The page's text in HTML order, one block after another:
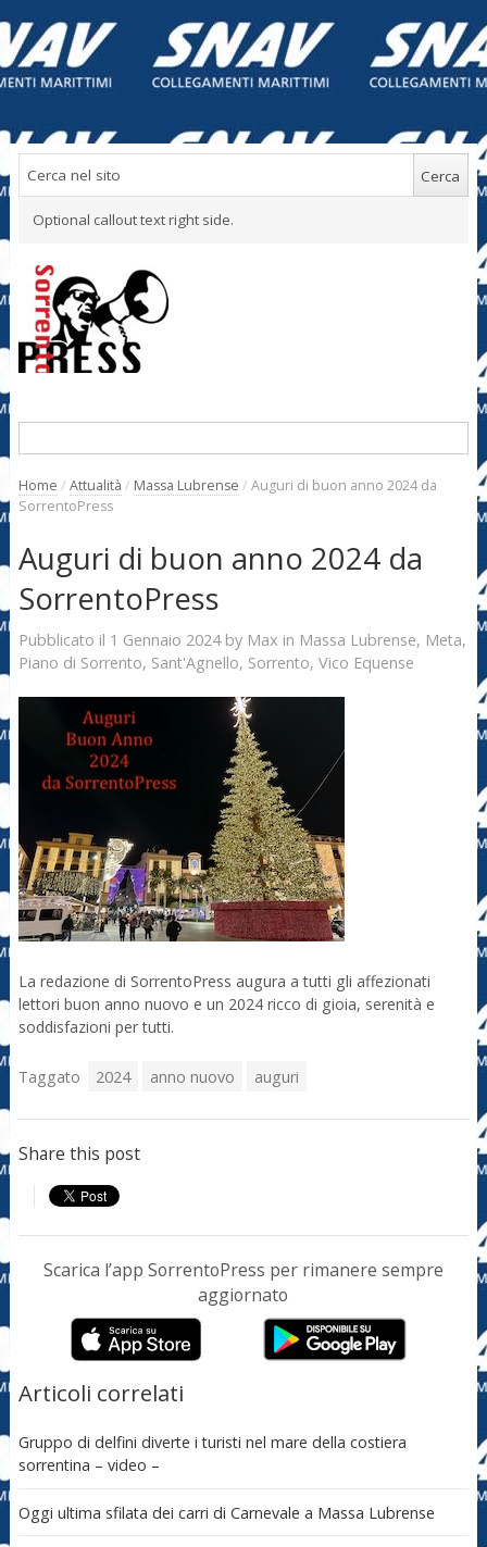
Optional callout text right side.
Home / Attualità / Massa Lubrense / Auguri di buon anno 2024 da
SorrentoPress
Auguri di buon anno 2024 da
SorrentoPress
Pubblicato il 1 Gennaio 2024by Max in Massa Lubrense, Meta,
Piano di Sorrento, Sant'Agnello, Sorrento, Vico Equense
La redazione di SorrentoPress augura a tutti gli affezionati
lettori buon anno nuovo e un 2024 ricco di gioia, serenità e
soddisfazioni per tutti.
Taggato 2024 anno nuovo auguri
Share this post
Scarica l’app SorrentoPress per rimanere sempre
aggiornato
Articoli correlati
Gruppo di delfini diverte i turisti nel mare della costiera
sorrentina – video –
Oggi ultima sfilata dei carri di Carnevale a Massa Lubrense